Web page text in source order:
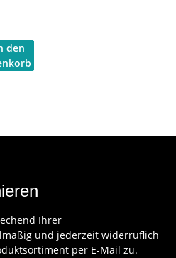
Ihrer
und jederzeit widerruflich
per E-Mail zu.